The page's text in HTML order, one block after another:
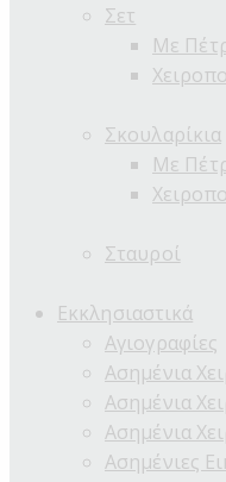
Σετ
Με
Σκουλαρίκια
Με
Σταυροί
Εκκλησιαστικά
Αγιογραφίες
Ασημένια
Ασημένια
Ασημένια
Ασημένιες